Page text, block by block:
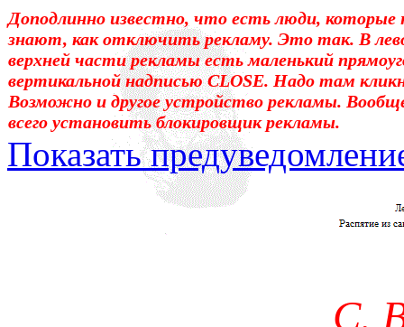
Доподлинно известно, что есть люди, которые
знают, как отключить рекламу. Это так. В
верхней части рекламы есть маленький
вертикальной надписью CLOSE. Надо там
Возможно и другое устройство рекламы.
всего установить блокировщик рекламы.
Показать
Уважаемые! Умоляю: не
отошли от суеты. – Перед
достаточно, чтоб
С.